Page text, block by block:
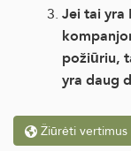
Jei tai yra
požiūriu,
yra daug
Žiūrėti vertimus